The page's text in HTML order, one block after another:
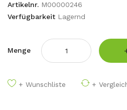
Artikelnr. M00000246
Verfügbarkeit Lagernd
Menge
+ Wunschliste +